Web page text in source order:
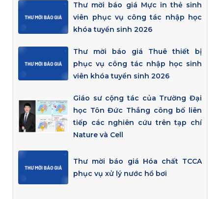
Thư mời báo giá Mực in thẻ sinh
viên phục vụ công tác nhập học
khóa tuyển sinh 2026
Thư mời báo giá Thuê thiết bị
phục vụ công tác nhập học sinh
viên khóa tuyển sinh 2026
Giáo sư cộng tác của Trường Đại
học Tôn Đức Thắng công bố liên
tiếp các nghiên cứu trên tạp chí
Nature và Cell
Thư mời báo giá Hóa chất TCCA
phục vụ xử lý nước hồ bơi